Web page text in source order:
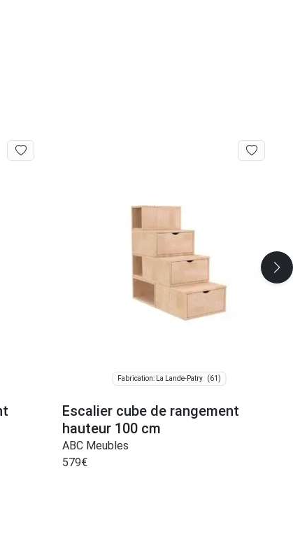
Fabrication: La Lande-Patry (61)
Escalier cube de rangement
hauteur 100 cm
ABC Meubles
579€